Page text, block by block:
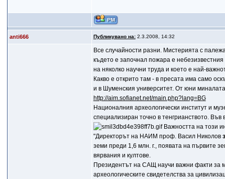
anti666 Публикувано на:2.3.2008, 14:32
Все случайности разни. Мистерията с
където е започнал пожара е
на няколко научни труда и което е най-
Какво е открито там - в пресата има само
и в Шуменския университет. От юни
http://aim.sofianet.net/main.php?lang=BG
Националния археологически институт и
специализиран точно в тенгрианството.
Важността на този
"Директорът на НАИМ проф. Васил Николов
земи преди 1,6 млн. г., появата на първите
вярвания и култове.
Президентът на САЩ научи важни факти за
археологическите свидетелства за